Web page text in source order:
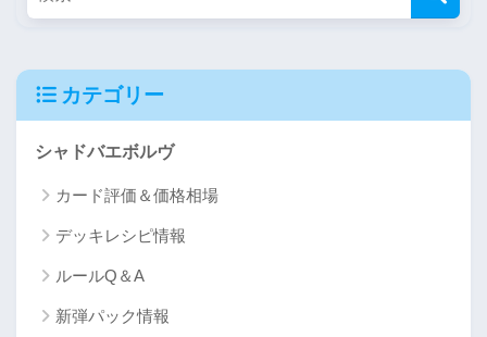
カテゴリー
シャドバエボルヴ
カード評価＆価格相場
デッキレシピ情報
ルールQ＆A
新弾パック情報